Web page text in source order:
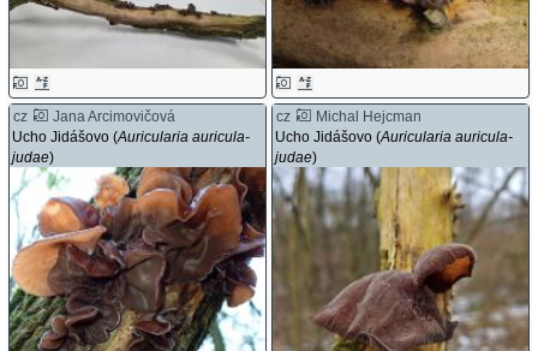
cz
Jana Arcimovičová
Ucho Jidášovo (Auricularia auricula-
judae)
cz
Michal Hejcman
Ucho Jidášovo (Auricularia auricula-
judae)